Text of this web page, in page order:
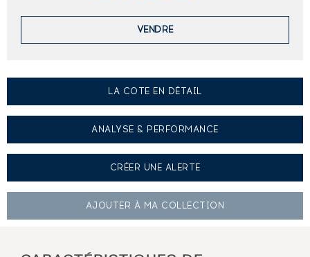
VENDRE
LA COTE EN DÉTAIL
ANALYSE & PERFORMANCE
CRÉER UNE ALERTE
AJOUTER À MA COLLECTION